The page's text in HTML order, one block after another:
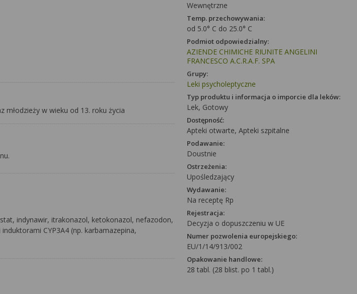
w wieku od 13. roku życia
indynawir, itrakonazol, ketokonazol, nefazodon,
CYP3A4 (np. karbamazepina,
Wewnętrzne
Temp. przechowywania:
od 5.0° C do 25.0° C
Podmiot odpowiedzialny:
AZIENDE CHIMICHE RIUNITE ANGELINI
FRANCESCO A.C.R.A.F. SPA
Grupy:
Leki psycholeptyczne
Typ produktu i informacja o imporcie dla leków:
Lek, Gotowy
Dostępność:
Apteki otwarte, Apteki szpitalne
Podawanie:
Doustnie
Ostrzeżenia:
Upośledzający
Wydawanie:
Na receptę Rp
Rejestracja:
Decyzja o dopuszczeniu w UE
Numer pozwolenia europejskiego:
EU/1/14/913/002
Opakowanie handlowe:
28 tabl. (28 blist. po 1 tabl.)